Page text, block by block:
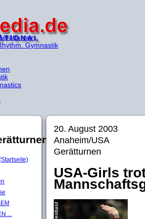
Gymnastik
...
20. August 2003
Anaheim/USA
Gerätturnen
USA-Girls